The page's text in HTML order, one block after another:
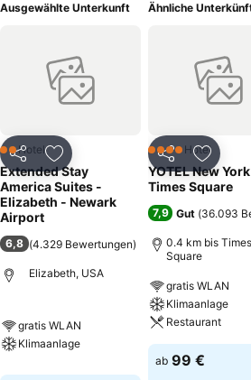
Ausgewählte Unterkunft
Teilen Zu Favoriten hinzufügen
2 Sterne
Hotel
Extended Stay
America Suites -
Elizabeth - Newark
Airport
6,8 (4.329 Bewertungen)
Elizabeth, USA
gratis WLAN
Klimaanlage
Ähnliche
Teilen Zu
4 SterneHotel
YOTEL New York
Times Square
7,9 Gut (36.093
0.4 km bis Times
Square
gratis WLAN
Klimaanlage
Restaurant
ab 99 €